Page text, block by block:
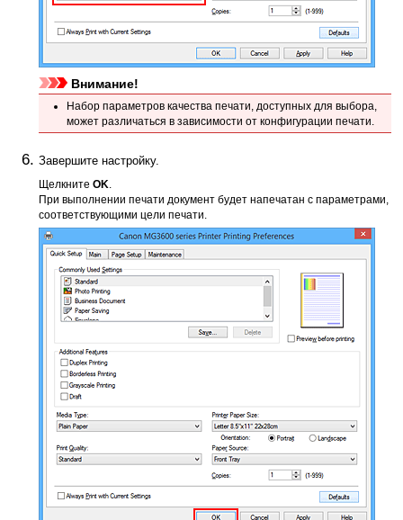
Внимание!
Набор параметров качества печати, доступных для выбора,
может различаться в зависимости от конфигурации печати.
Завершите настройку.
ЩелкнитеOK
При выполнении печати документ будет напечатан с параметрами,
соответствующими цели печати.